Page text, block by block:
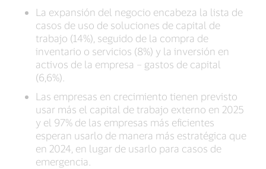
La expansión del negocio encabeza la lista de
casos de uso de soluciones de capital de
trabajo (14%), seguido de la compra de
inventario o servicios (8%) y la inversión en
activos de la empresa – gastos de capital
(6,6%).
Las empresas en crecimiento tienen previsto
usar más el capital de trabajo externo en 2025
y el 97% de las empresas más eficientes
esperan usarlo de manera más estratégica que
en 2024, en lugar de usarlo para casos de
emergencia.